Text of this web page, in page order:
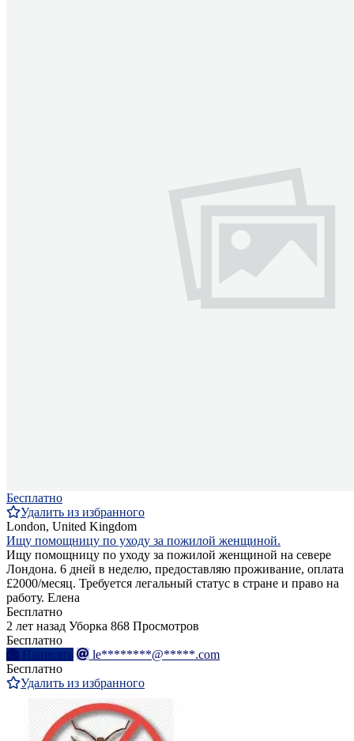
Бесплатно
Удалить из избранного
London, United Kingdom
Ищу помощницу по уходу за пожилой женщиной.
Ищу помощницу по уходу за пожилой женщиной на севере
Лондона. 6 дней в неделю, предоставляю проживание, оплата
£2000/месяц. Требуется легальный статус в стране и право на
работу. Елена
Бесплатно
2 лет назад Уборка 868 Просмотров
Бесплатно
Написать
le********@*****.com
Бесплатно
Удалить из избранного